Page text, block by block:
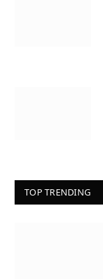
TOP TRENDING